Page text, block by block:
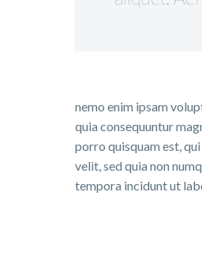
nemo enim ipsam
quia consequuntur
porro quisquam est,
velit, sed quia non
tempora incidunt ut